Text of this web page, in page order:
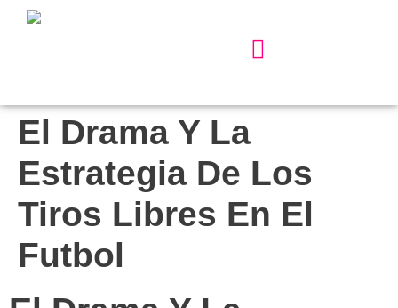
El Drama Y La
Estrategia De Los
Tiros Libres En El
Futbol